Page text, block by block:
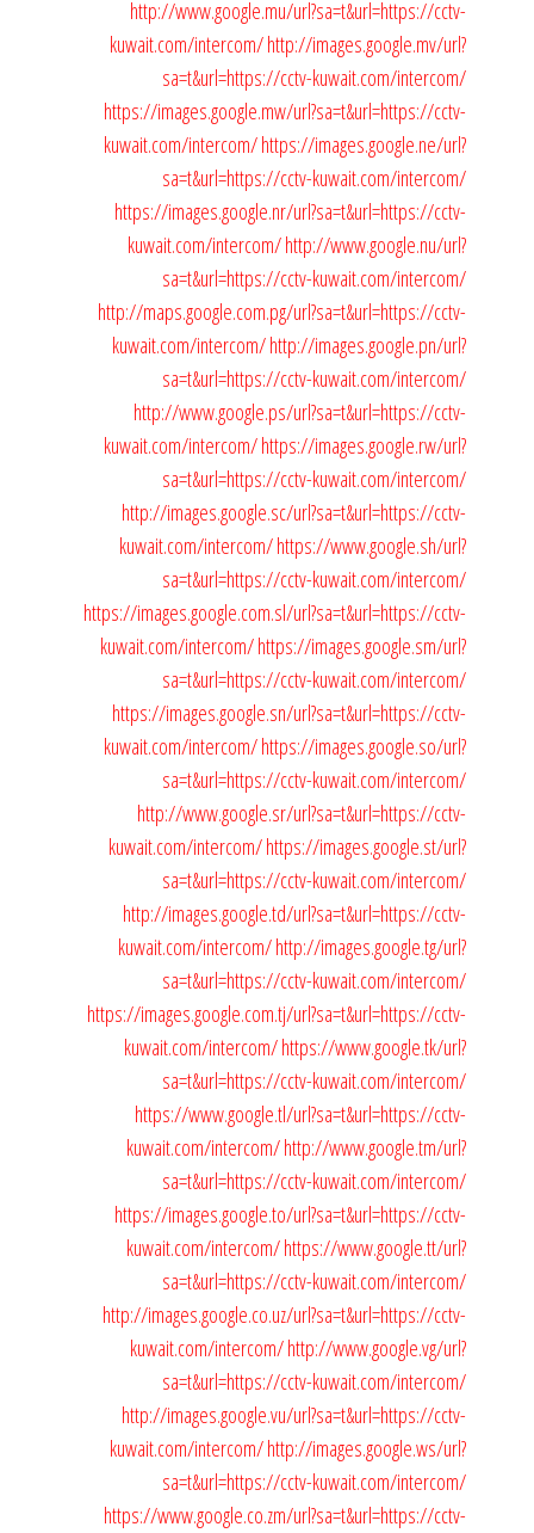
http://www.google.mu/url?sa=t&url=https://cctv-
kuwait.com/intercom/http://images.google.mv/url?
sa=t&url=https://cctv-kuwait.com/intercom/
https://images.google.mw/url?sa=t&url=https://cctv-
kuwait.com/intercom/https://images.google.ne/url?
sa=t&url=https://cctv-kuwait.com/intercom/
https://images.google.nr/url?sa=t&url=https://cctv-
kuwait.com/intercom/http://www.google.nu/url?
sa=t&url=https://cctv-kuwait.com/intercom/
http://maps.google.com.pg/url?sa=t&url=https://cctv-
kuwait.com/intercom/http://images.google.pn/url?
sa=t&url=https://cctv-kuwait.com/intercom/
http://www.google.ps/url?sa=t&url=https://cctv-
kuwait.com/intercom/https://images.google.rw/url?
sa=t&url=https://cctv-kuwait.com/intercom/
http://images.google.sc/url?sa=t&url=https://cctv-
kuwait.com/intercom/https://www.google.sh/url?
sa=t&url=https://cctv-kuwait.com/intercom/
https://images.google.com.sl/url?sa=t&url=https://cctv-
kuwait.com/intercom/https://images.google.sm/url?
sa=t&url=https://cctv-kuwait.com/intercom/
https://images.google.sn/url?sa=t&url=https://cctv-
kuwait.com/intercom/https://images.google.so/url?
sa=t&url=https://cctv-kuwait.com/intercom/
http://www.google.sr/url?sa=t&url=https://cctv-
kuwait.com/intercom/https://images.google.st/url?
sa=t&url=https://cctv-kuwait.com/intercom/
http://images.google.td/url?sa=t&url=https://cctv-
kuwait.com/intercom/http://images.google.tg/url?
sa=t&url=https://cctv-kuwait.com/intercom/
https://images.google.com.tj/url?sa=t&url=https://cctv-
kuwait.com/intercom/https://www.google.tk/url?
sa=t&url=https://cctv-kuwait.com/intercom/
https://www.google.tl/url?sa=t&url=https://cctv-
kuwait.com/intercom/http://www.google.tm/url?
sa=t&url=https://cctv-kuwait.com/intercom/
https://images.google.to/url?sa=t&url=https://cctv-
kuwait.com/intercom/https://www.google.tt/url?
sa=t&url=https://cctv-kuwait.com/intercom/
http://images.google.co.uz/url?sa=t&url=https://cctv-
kuwait.com/intercom/http://www.google.vg/url?
sa=t&url=https://cctv-kuwait.com/intercom/
http://images.google.vu/url?sa=t&url=https://cctv-
kuwait.com/intercom/http://images.google.ws/url?
sa=t&url=https://cctv-kuwait.com/intercom/
https://www.google.co.zm/url?sa=t&url=https://cctv-